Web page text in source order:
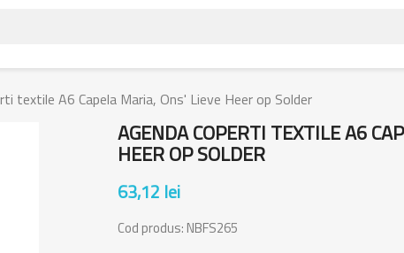
textile A6 Capela Maria, Ons' Lieve Heer op Solder
AGENDA COPERTI TEXTILE A6
HEER OP SOLDER
63,12 lei
Cod produs: NBFS265